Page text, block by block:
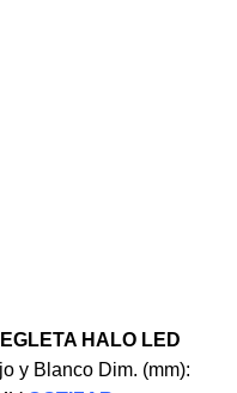
HALO LED
y Blanco Dim. (mm):